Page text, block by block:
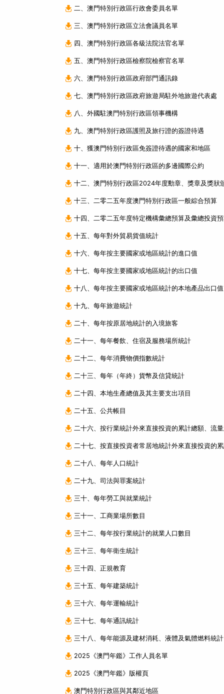
二、澳門特別行政區行政會委員名單
三、澳門特別行政區立法會議員名單
四、澳門特別行政區各級法院法官名單
五、澳門特別行政區檢察院檢察官名單
六、澳門特別行政區政府部門通訊錄
七、澳門特別行政區政府旅遊局駐外地旅遊代表處
八、外國駐澳門特別行政區領事機構
九、澳門特別行政區護照及旅行證的簽證待遇
十、獲澳門特別行政區免簽證待遇的國家和地區
十一、適用於澳門特別行政區的多邊國際公約
十二、澳門特別行政區2024年度勳章、獎章及獎狀
十三、二零二五年度澳門特別行政區一般綜合預算
十四、二零二五年度特定機構彙總預算及彙總投資
十五、每年對外貿易貨值統計
十六、每年按主要國家或地區統計的進口值
十七、每年按主要國家或地區統計的出口值
十八、每年按主要國家或地區統計的本地產品出口值
十九、每年旅遊統計
二十、每年按原居地統計的入境旅客
二十一、每年餐飲、住宿及服務場所統計
二十二、每年消費物價指數統計
二十三、每年（年終）貨幣及信貸統計
二十四、本地生產總值及其主要支出項目
二十五、公共帳目
二十六、按行業統計外來直接投資的累計總額、流
二十七、按直接投資者常居地統計外來直接投資的
二十八、每年人口統計
二十九、司法與罪案統計
三十、每年勞工與就業統計
三十一、工商業場所數目
三十二、每年按行業統計的就業人口數目
三十三、每年衛生統計
三十四、正規教育
三十五、每年建築統計
三十六、每年運輸統計
三十七、每年通訊統計
三十八、每年能源及建材消耗、液體及氣體燃料統計
2025《澳門年鑑》工作人員名單
2025《澳門年鑑》版權頁
澳門特別行政區與其鄰近地區